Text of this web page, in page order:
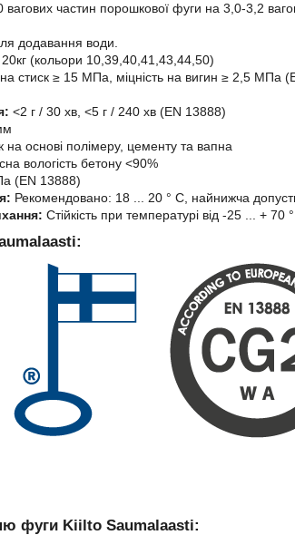
вагових частин порошкової фуги на 3,0-3,2
додавання води.
20кг (кольори 10,39,40,41,43,44,50)
на стиск ≥ 15 МПа, міцність на вигин ≥ 2,5 МПа
<2 г / 30 хв, <5 г / 240 хв (EN 13888)
основі полімеру, цементу та вапна
вологість бетону <90%
(EN 13888)
Рекомендовано: 18 ... 20 ° C, найнижча
Стійкість при температурі від -25 ... + 70
фуги Kiilto Saumalaasti: